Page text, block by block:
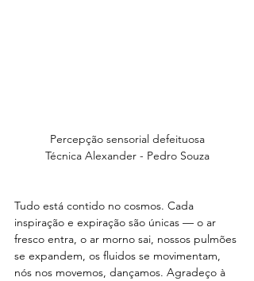
Percepção sensorial defeituosa
Técnica Alexander - Pedro Souza
Tudo está contido no cosmos. Cada
inspiração e expiração são únicas — o ar
fresco entra, o ar morno sai, nossos pulmões
se expandem, os fluidos se movimentam,
nós nos movemos, dançamos. Agradeço à